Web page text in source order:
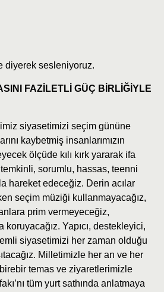
diyerek sesleniyoruz.
FAZİLETLİ GÜÇ BİRLİĞİYLE
siyasetimizi seçim gününe
kaybetmiş insanlarımızın
ölçüde kılı kırk yararak ifa
sorumlu, hassas, teenni
hareket edeceğiz. Derin acılar
seçim müziği kullanmayacağız,
prim vermeyeceğiz,
Yapıcı, destekleyici,
siyasetimizi her zaman olduğu
Milletimizle her an ve her
temas ve ziyaretlerimizle
tüm yurt sathında anlatmaya